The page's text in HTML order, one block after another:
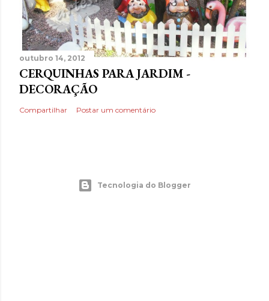
outubro 14, 2012
CERQUINHAS PARA JARDIM -
DECORAÇÃO
Compartilhar Postar um comentário
Tecnologia do Blogger